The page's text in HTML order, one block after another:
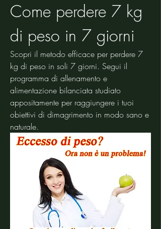
Come perdere 7 kg
di peso in 7 giorni
Scopri il metodo efficace per perdere 7
kg di peso in soli 7 giorni. Segui il
programma di allenamento e
alimentazione bilanciata studiato
appositamente per raggiungere i tuoi
obiettivi di dimagrimento in modo sano e
naturale.